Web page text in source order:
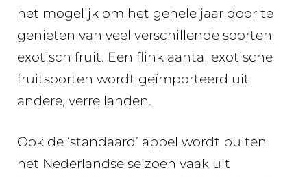
het mogelijk om het gehele jaar door te
genieten van veel verschillende soorten
exotisch fruit. Een flink aantal exotische
fruitsoorten wordt geïmporteerd uit
andere, verre landen.
Ook de ‘standaard’ appel wordt buiten
het Nederlandse seizoen vaak uit